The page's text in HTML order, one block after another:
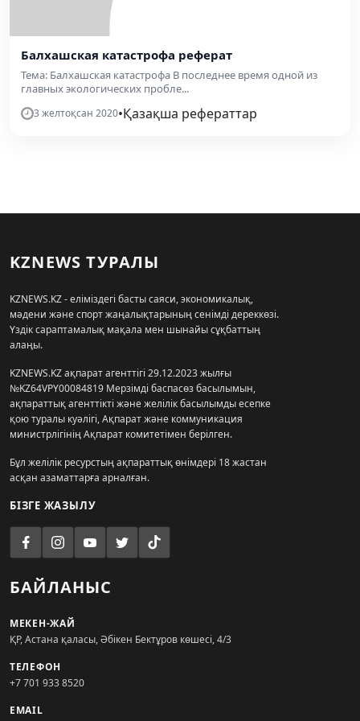
Балхашская катастрофа реферат
Тема: Балхашская катастрофа В последнее время одной из
главных экологических пробле...
3 желтоқсан 2020•Қазақша рефераттар
KZNEWS ТУРАЛЫ
KZNEWS.KZ - еліміздегі басты саяси, экономикалық,
мәдени және спорт жаңалықтарының сенімді дереккөзі.
Үздік сараптамалық мақала мен шынайы сұқбаттың
алаңы.
KZNEWS.KZ ақпарат агенттігі 29.12.2023 жылғы
№KZ64VPY00084819 Мерзімді баспасөз басылымын,
ақпараттық агенттікті және желілік басылымды есепке
қою туралы куәлігі, Ақпарат және коммуникация
министрлігінің Ақпарат комитетімен берілген.
Бұл желілік ресурстың ақпараттық өнімдері 18 жастан
асқан азаматтарға арналған.
БІЗГЕ ЖАЗЫЛУ
БАЙЛАНЫС
МЕКЕН-ЖАЙ
ҚР, Астана қаласы, Әбікен Бектұров көшесі, 4/3
ТЕЛЕФОН
+7 701 933 8520
EMAIL